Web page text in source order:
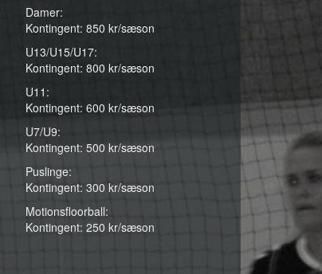
Damer:
Kontingent: 850 kr/sæson
U13/U15/U17:
Kontingent: 800 kr/sæson
U11:
Kontingent: 600 kr/sæson
U7/U9:
Kontingent: 500 kr/sæson
Puslinge:
Kontingent: 300 kr/sæson
Motionsfloorball:
Kontingent: 250 kr/sæson